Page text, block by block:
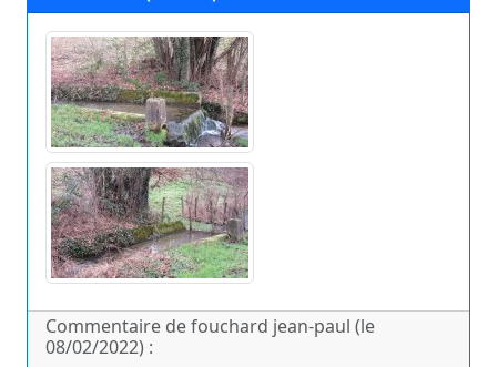
Commentaire de fouchard jean-paul (le
08/02/2022) :